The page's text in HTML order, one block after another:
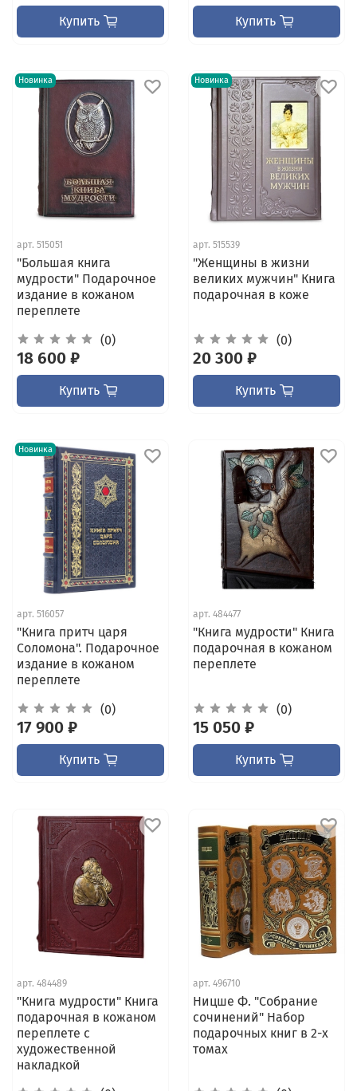
Купить Купить
Новинка
арт. 515051
"Большая книга
мудрости" Подарочное
издание в кожаном
переплете
(0)
18 600 ₽
Купить
Новинка
арт. 515539
"Женщины в жизни
великих мужчин" Книга
подарочная в коже
(0)
20 300 ₽
Купить
Новинка
арт. 516057
"Книга притч царя
Соломона". Подарочное
издание в кожаном
переплете
(0)
17 900 ₽
Купить
арт. 484477
"Книга мудрости" Книга
подарочная в кожаном
переплете
(0)
15 050 ₽
Купить
арт. 484489
"Книга мудрости" Книга
подарочная в кожаном
переплете с
художественной
накладкой
арт. 496710
Ницше Ф. "Собрание
сочинений" Набор
подарочных книг в 2-х
томах